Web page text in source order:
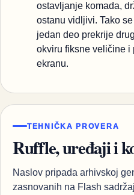
ostavljanje komada,
ostanu vidljivi. Tako
jedan deo prekrije
okviru fiksne veličine i
ekranu.
TEHNIČKA PROVERA
Ruffle, uređaji i
Naslov pripada arhivskoj
zasnovanih na Flash